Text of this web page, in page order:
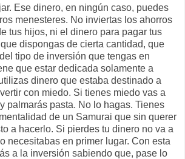
Ese dinero, en ningún caso, puedes
menesteres. No inviertas los ahorros
tus hijos, ni el dinero para pagar tus
dispongas de cierta cantidad, que
tipo de inversión que tengas en
que estar dedicada solamente a
dinero que estaba destinado a
con miedo. Si tienes miedo vas a
palmarás pasta. No lo hagas. Tienes
de un Samurai que sin querer
a hacerlo. Si pierdes tu dinero no va a
necesitabas en primer lugar. Con esta
a la inversión sabiendo que, pase lo